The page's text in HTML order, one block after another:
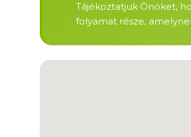
Tájékoztatjuk Önöket,
folyamat része,